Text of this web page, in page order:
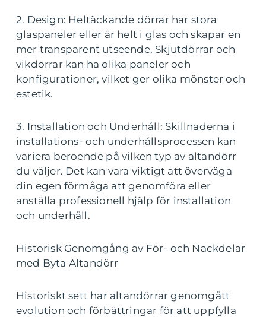
2. Design: Heltäckande dörrar har stora
glaspaneler eller är helt i glas och skapar en
mer transparent utseende. Skjutdörrar och
vikdörrar kan ha olika paneler och
konfigurationer, vilket ger olika mönster och
estetik.
3. Installation och Underhåll: Skillnaderna i
installations- och underhållsprocessen kan
variera beroende på vilken typ av altandörr
du väljer. Det kan vara viktigt att överväga
din egen förmåga att genomföra eller
anställa professionell hjälp för installation
och underhåll.
Historisk Genomgång av För- och Nackdelar
med Byta Altandörr
Historiskt sett har altandörrar genomgått
evolution och förbättringar för att uppfylla